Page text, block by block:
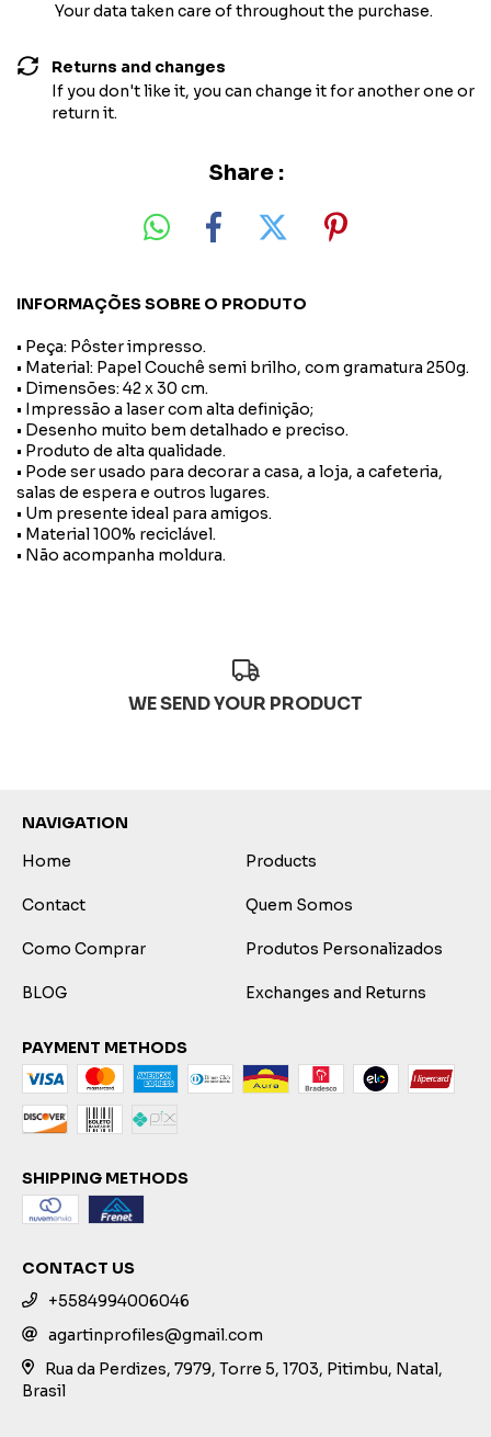
Your data taken care of throughout the purchase.
Returns and changes
If you don't like it, you can change it for another one or
return it.
Share :
INFORMAÇÕES SOBRE O PRODUTO
• Peça: Pôster impresso.
• Material: Papel Couchê semi brilho, com gramatura 250g.
• Dimensões: 42 x 30 cm.
• Impressão a laser com alta definição;
• Desenho muito bem detalhado e preciso.
• Produto de alta qualidade.
• Pode ser usado para decorar a casa, a loja, a cafeteria,
salas de espera e outros lugares.
• Um presente ideal para amigos.
• Material 100% reciclável.
• Não acompanha moldura.
WE SEND YOUR PRODUCT
NAVIGATION
Home
Products
Contact Quem Somos
Como Comprar Produtos Personalizados
BLOG Exchanges and Returns
PAYMENT METHODS
SHIPPING METHODS
CONTACT US
+5584994006046
agartinprofiles@gmail.com
Rua da Perdizes, 7979, Torre 5, 1703, Pitimbu, Natal,
Brasil